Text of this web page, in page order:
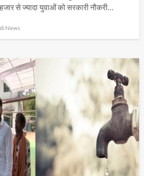
से ज्यादा युवाओं को सरकारी नौकरी…
News